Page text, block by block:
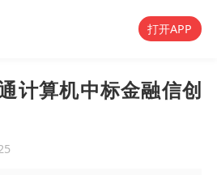
打开APP
计算机中标金融信创